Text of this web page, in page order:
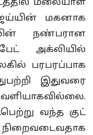
மலையாள
மகனாக
நண்பரான
அக்லியில்
பரபரப்பாக
இதுவரை
வந்த குட்
நிறைவடைவதாக